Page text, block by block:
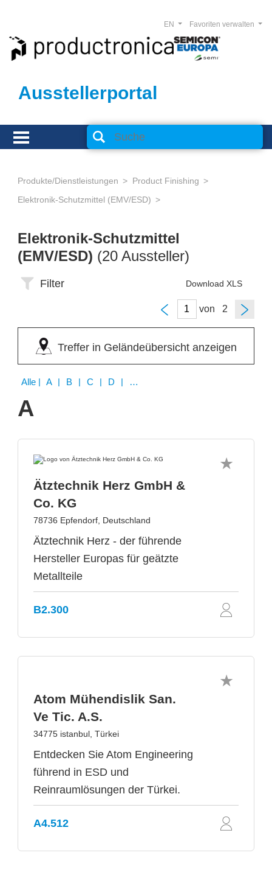
Ausstellerportal
Favoriten verwalten
EN
Produkte/Dienstleistungen
Product Finishing
Elektronik-Schutzmittel (EMV/ESD)
Elektronik-Schutzmittel
(EMV/ESD) (20 Aussteller)
Filter Download XLS
von
Treffer in Geländeübersicht anzeigen
Alle | A | B | C | D | E | I | L | M | Q | S | W
A
Ätztechnik Herz GmbH &
Co. KG
78736 Epfendorf, Deutschland
Ätztechnik Herz - der führende
Hersteller Europas für geätzte
Metallteile
B2.300
Atom Mühendislik San.
Ve Tic. A.S.
34775 istanbul, Türkei
Entdecken Sie Atom Engineering
führend in ESD und
Reinraumlösungen der Türkei.
A4.512